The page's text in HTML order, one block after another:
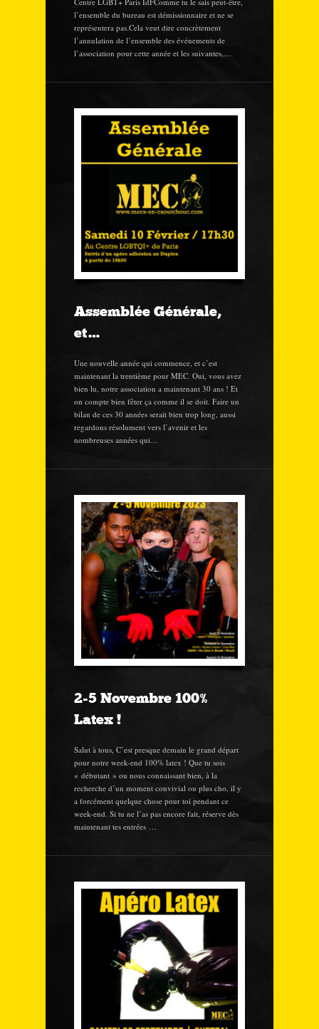
l’ensemble du bureau est démissionnaire et ne se
représentera pas.Cela veut dire concrètement
l’annulation de l’ensemble des événements de
l’association pour cette année et les suivantes,…
Assemblée Générale,
et…
Une nouvelle année qui commence, et c’est
maintenant la trentième pour MEC. Oui, vous avez
bien lu, notre association a maintenant 30 ans ! Et
on compte bien fêter ça comme il se doit. Faire un
bilan de ces 30 années serait bien trop long, aussi
regardons résolument vers l’avenir et les
nombreuses années qui…
2-5 Novembre 100%
Latex !
Salut à tous, C’est presque demain le grand départ
pour notre week-end 100% latex ! Que tu sois
« débutant » ou nous connaissant bien, à la
recherche d’un moment convivial ou plus cho, il y
a forcément quelque chose pour toi pendant ce
week-end. Si tu ne l’as pas encore fait, réserve dès
maintenant tes entrées …